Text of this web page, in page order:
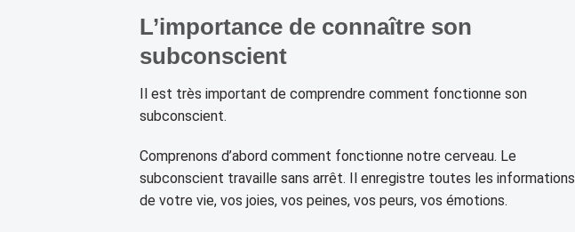
L’importance de connaître son
subconscient
Il est très important de comprendre comment fonctionne son
subconscient.
Comprenons d’abord comment fonctionne notre cerveau. Le
subconscient travaille sans arrêt. Il enregistre toutes les informations
de votre vie, vos joies, vos peines, vos peurs, vos émotions.